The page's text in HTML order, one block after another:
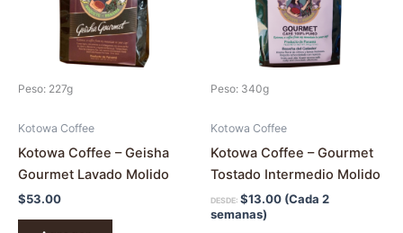
Peso: 227g
Kotowa Coffee
Kotowa Coffee – Geisha
Gourmet Lavado Molido
$53.00
Peso: 340g
Kotowa Coffee
Kotowa Coffee – Gourmet
Tostado Intermedio Molido
DESDE: $13.00 (Cada 2
semanas)
Las
opciones
se
página
de